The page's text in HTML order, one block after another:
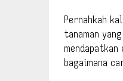
Pernahkah
tanaman
bagaimana